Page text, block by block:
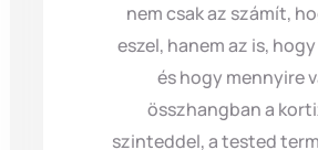
nem csak az számít,
eszel, hanem az is,
és hogy mennyire
összhangban a
szinteddel, a tested